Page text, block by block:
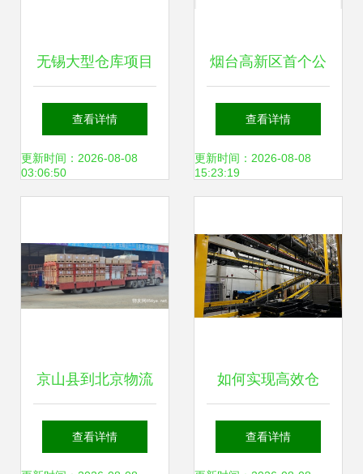
无锡大型仓库项目
规划设计策略研究
——以普通货物仓
查看详情
更新时间：2026-08-08
03:06:50
烟台高新区首个公
用型保税仓库获批
设立 赋能口岸经济
查看详情
更新时间：2026-08-08
15:23:19
京山县到北京物流
全程高速与普通货
查看详情
如何实现高效仓
储，亚马逊运营中
查看详情